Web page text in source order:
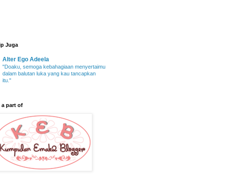
Juga
Alter Ego Adeela
"Doaku, semoga kebahagiaan menyertaimu
dalam balutan luka yang kau tancapkan
itu."
a part of